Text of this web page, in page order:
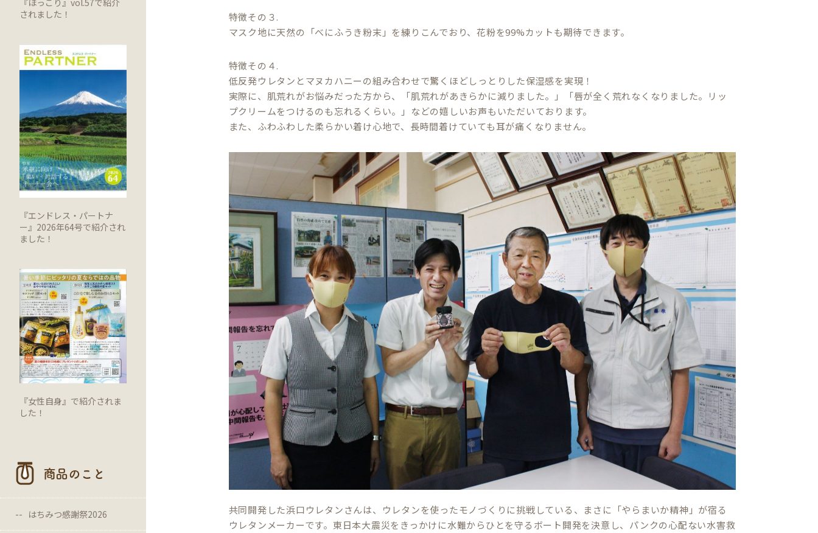
『ほっこり』vol.57で紹介
されました！
『エンドレス・パートナ
ー』2026年64号で紹介され
ました！
『女性自身』で紹介されま
した！
商品のこと
はちみつ感謝祭2026
特徴その３.
マスク地に天然の「べにふうき粉末」を練りこんでおり、花粉を99%カットも期待できます。
特徴その４.
低反発ウレタンとマヌカハニーの組み合わせで驚くほどしっとりした保湿感を実現！
実際に、肌荒れがお悩みだった方から、「肌荒れがあきらかに減りました。」「唇が全く荒れなくなりました。リッ
プクリームをつけるのも忘れるくらい。」などの嬉しいお声もいただいております。
また、ふわふわした柔らかい着け心地で、長時間着けていても耳が痛くなりません。
共同開発した浜口ウレタンさんは、ウレタンを使ったモノづくりに挑戦している、まさに「やらまいか精神」が宿る
ウレタンメーカーです。東日本大震災をきっかけに水難からひとを守るボート開発を決意し、パンクの心配ない水害救